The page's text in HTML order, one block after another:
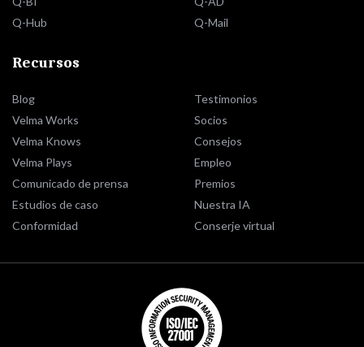
Q-Hub
Q-Mail
Recursos
Blog
Velma Works
Velma Knows
Velma Plays
Comunicado de prensa
Estudios de caso
Conformidad
Testimonios
Socios
Consejos
Empleo
Premios
Nuestra IA
Conserje virtual